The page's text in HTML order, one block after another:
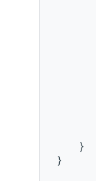
}
}